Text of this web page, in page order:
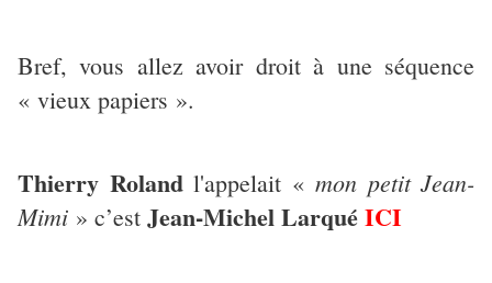
Bref, vous allez avoir droit à une séquence
« vieux papiers ».
Thierry Rolandl'appelait « mon petit Jean-
Mimi » c’est Jean-Michel LarquéICI